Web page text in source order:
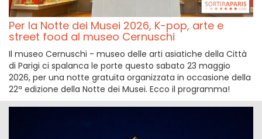
Per la Notte dei Musei 2026, K-pop, arte e
street food al museo Cernuschi
Il museo Cernuschi - museo delle arti asiatiche della Città
di Parigi ci spalanca le porte questo sabato 23 maggio
2026, per una notte gratuita organizzata in occasione della
22ª edizione della Notte dei Musei. Ecco il programma!